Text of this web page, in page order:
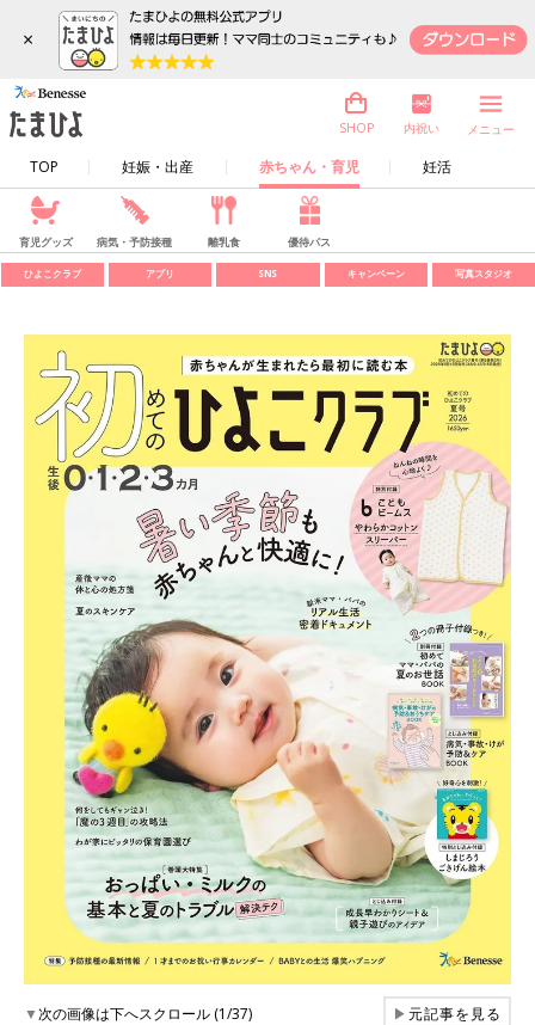
×
TOP 妊娠・出産 赤ちゃん・育児 妊活
SHOP 内祝い メニュー
育児グッズ 病気・予防接種 離乳食 優待パス
ひよこクラブ アプリ SNS キャンペーン 写真スタジオ
▼次の画像は下へスクロール (1/37) ▶元記事を見る